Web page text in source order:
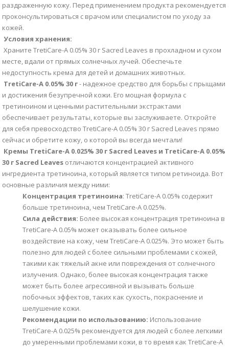
раздраженную кожу. Перед применением продукта рекомендуется
проконсультироваться с врачом или специалистом по уходу за
кожей.
Условия хранения:
Храните TretiCare-A 0.05% 30 г Sacred Leaves в прохладном и сухом
месте, вдали от прямых солнечных лучей. Обеспечьте
недоступность крема для детей и домашних животных.
TretiCare-A 0.05% 30 г- надежное средство для борьбы с прыщами
и достижения безупречной кожи. Его мощная формула с
третиноином и ценными растительными экстрактами
обеспечивает результаты, которые вы заслуживаете. Откройте
для себя превосходство TretiCare-A 0.05% 30 г Sacred Leaves прямо
сейчас и обретите кожу, о которой вы всегда мечтали!
Кремы TretiCare-A 0.025% 30 г Sacred Leaves и TretiCare-A 0.05%
30 г Sacred Leaves отличаются концентрацией активного
ингредиента третиноина, который является типом ретиноида. Вот
основные различия между ними:
Концентрация третиноина: TretiCare-A 0.05% содержит
больше третиноина, чем TretiCare-A 0.025%.
Сила действия: Более высокая концентрация третиноина в
TretiCare-A 0.05% может оказывать более сильное
воздействие на кожу, чем TretiCare-A 0.025%. Это может быть
полезно для людей с более сильными проблемами с кожей,
такими как тяжелый акне или повреждения от солнечного
излучения. Однако, более высокая концентрация также
может быть более агрессивной и вызывать больше
побочных эффектов, таких как сухость, покраснение и
шелушение кожи.
Рекомендации по использованию: Использование
TretiCare-A 0.025% рекомендуется для людей с более легкими
до умеренными проблемами кожи, в то время как TretiCare-A